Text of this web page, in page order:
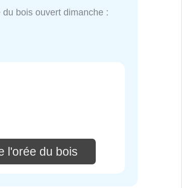
bois ouvert dimanche :
l'orée du bois